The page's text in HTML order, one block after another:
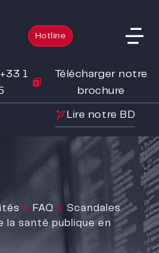
Hotline
1
Télécharger notre
brochure
Lire notre BD
» FAQ » Scandales
la santé publique en